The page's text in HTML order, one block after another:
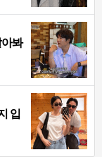
봐
입